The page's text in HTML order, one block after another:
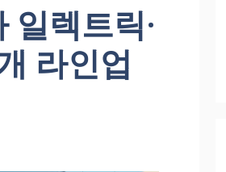
렉트릭·
라인업